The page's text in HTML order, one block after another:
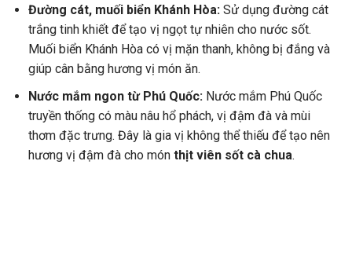
Đường cát, muối biển Khánh Hòa: Sử dụng đường cát
trắng tinh khiết để tạo vị ngọt tự nhiên cho nước sốt.
Muối biển Khánh Hòa có vị mặn thanh, không bị đắng và
giúp cân bằng hương vị món ăn.
Nước mắm ngon từ Phú Quốc: Nước mắm Phú Quốc
truyền thống có màu nâu hổ phách, vị đậm đà và mùi
thơm đặc trưng. Đây là gia vị không thể thiếu để tạo nên
hương vị đậm đà cho món thịt viên sốt cà chua.